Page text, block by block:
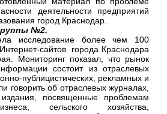
деятельности предприятий
город Краснодар.
№2.
исследование более чем 100
сайтов города Краснодара
Мониторинг показал, что рынок
состоит из отраслевых
публицистических, рекламных и
говорить об отраслевых журналах,
посвященные проблемам
сельского хозяйства,